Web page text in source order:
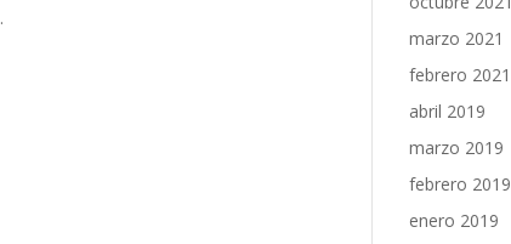
.
marzo 2021
febrero 2021
abril 2019
marzo 2019
febrero 2019
enero 2019